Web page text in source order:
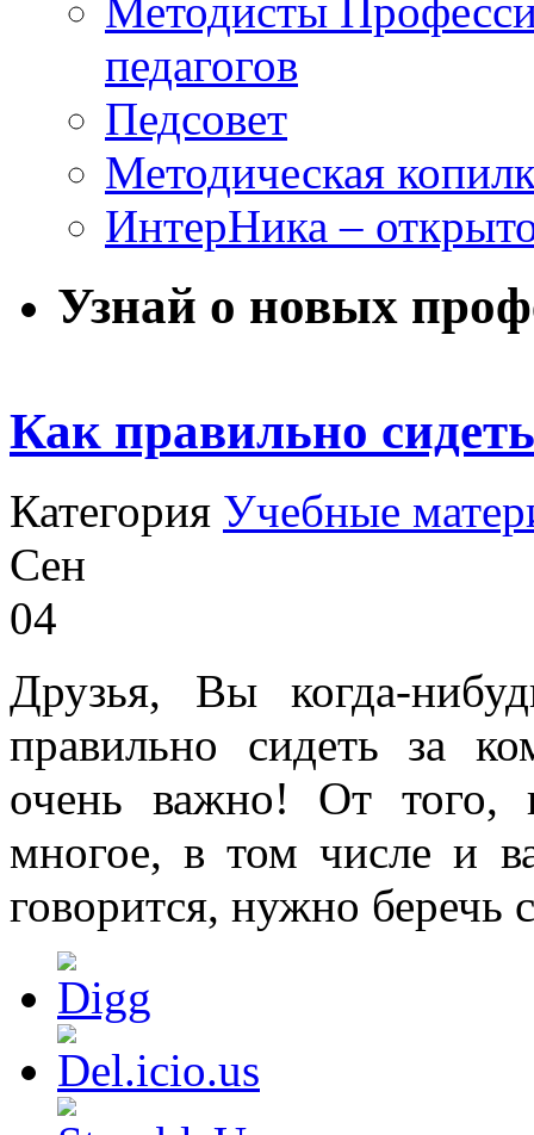
Методисты
педагогов
Педсовет
Методическая
ИнтерНика –
Узнай о новых
Как правильно
Категория Учебные
Сен
04
Друзья, Вы когда-
правильно сидеть за
очень важно! От того,
многое, в том числе и
говорится, нужно беречь